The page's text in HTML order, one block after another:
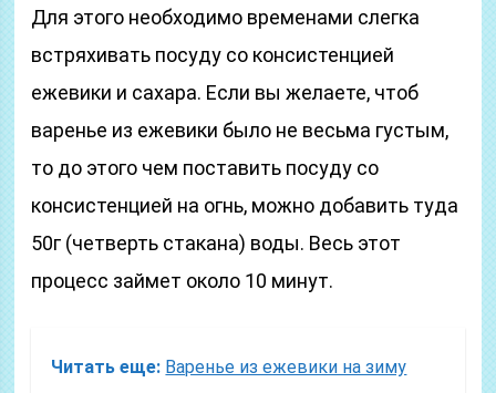
Для этого необходимо временами слегка
встряхивать посуду со консистенцией
ежевики и сахара. Если вы желаете, чтоб
варенье из ежевики было не весьма густым,
то до этого чем поставить посуду со
консистенцией на огнь, можно добавить туда
50г (четверть стакана) воды. Весь этот
процесс займет около 10 минут.
Читать еще: Варенье из ежевики на зиму